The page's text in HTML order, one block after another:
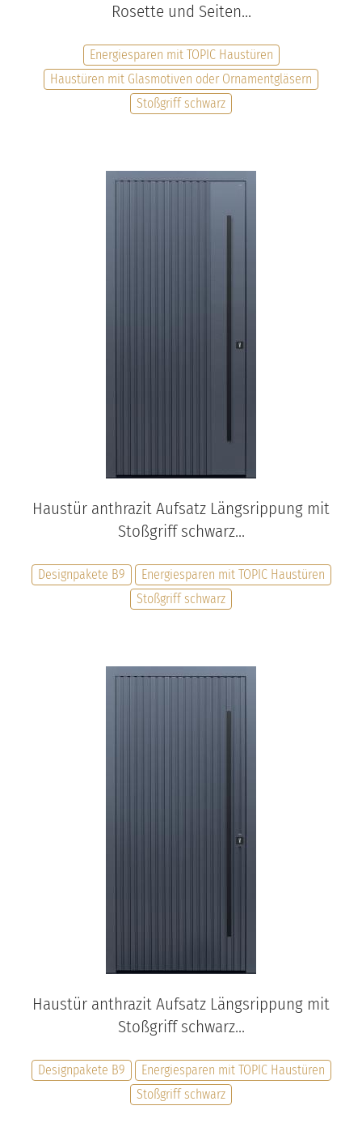
Rosette und Seiten...
Energiesparen mit TOPIC Haustüren
Haustüren mit Glasmotiven oder Ornamentgläsern
Stoßgriff schwarz
Haustür anthrazit Aufsatz Längsrippung mit
Stoßgriff schwarz...
Designpakete B9
Energiesparen mit TOPIC Haustüren
Stoßgriff schwarz
Haustür anthrazit Aufsatz Längsrippung mit
Stoßgriff schwarz...
Designpakete B9
Energiesparen mit TOPIC Haustüren
Stoßgriff schwarz